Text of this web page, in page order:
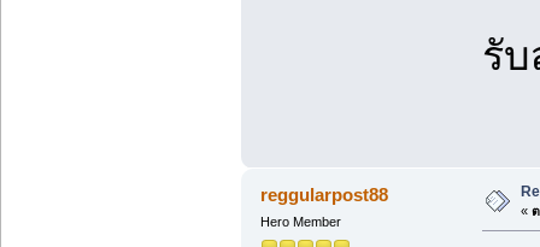
รั
reggularpost88
Hero Member
«